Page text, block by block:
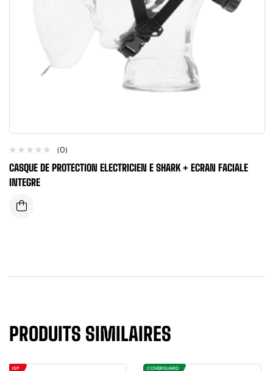
(0)
CASQUE DE PROTECTION ELECTRICIEN E SHARK + ECRAN FACIALE
INTEGRE
PRODUITS SIMILAIRES
JSP COVERGUARD